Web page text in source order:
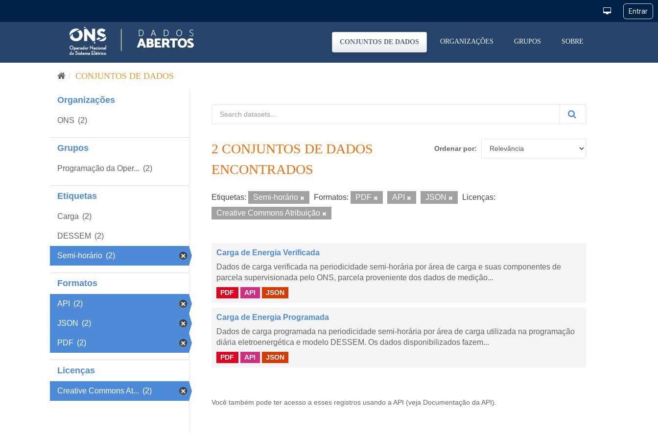
CONJUNTOS DE DADOS ORGANIZAÇÕES GRUPOS SOBRE
CONJUNTOS DE DADOS
Organizações
ONS (2)
Grupos
Programação da Oper... (2)
Etiquetas
Carga (2)
DESSEM (2)
Semi-horário (2)
Formatos
API (2)
JSON (2)
PDF (2)
Licenças
Creative Commons At... (2)
Ordenar por
2 CONJUNTOS DE DADOS
ENCONTRADOS
Etiquetas: Semi-horário Formatos: PDF API JSON
Licenças:
Creative Commons Atribuição
Carga de Energia Verificada
Dados de carga verificada na periodicidade semi-horária por área de carga e suas componentes de
parcela supervisionada pelo ONS, parcela proveniente dos dados de medição...
PDF API JSON
Carga de Energia Programada
Dados de carga programada na periodicidade semi-horária por área de carga utilizada na programação
diária eletroenergética e modelo DESSEM. Os dados disponibilizados fazem...
PDF API JSON
Você também pode ter acesso a esses registros usando a API (veja Documentação da API ).